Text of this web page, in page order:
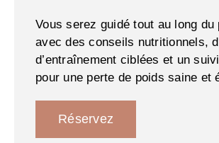
Vous serez guidé tout au long du
avec des conseils nutritionnels,
d’entraînement ciblées et un
pour une perte de poids saine et
Réservez